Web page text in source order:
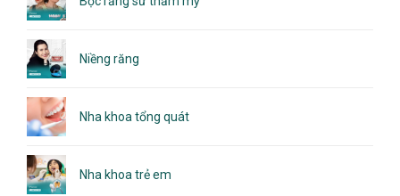
Niềng răng
Nha khoa tổng quát
Nha khoa trẻ em